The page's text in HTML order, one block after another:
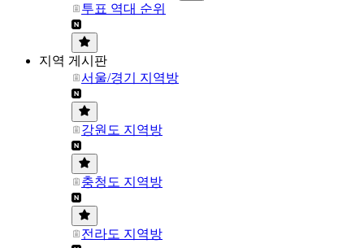
투표 역대 순위
지역 게시판
서울/경기 지역방
강원도 지역방
충청도 지역방
전라도 지역방